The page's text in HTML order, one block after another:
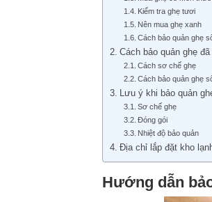
Kiểm tra ghẹ tươi
Nên mua ghẹ xanh
Cách bảo quản ghẹ
Cách bảo quản ghẹ
Cách sơ chế ghẹ
Cách bảo quản ghẹ
Lưu ý khi bảo quản
Sơ chế ghẹ
Đóng gói
Nhiệt độ bảo quản
Địa chỉ lắp đặt kho
Hướng dẫn